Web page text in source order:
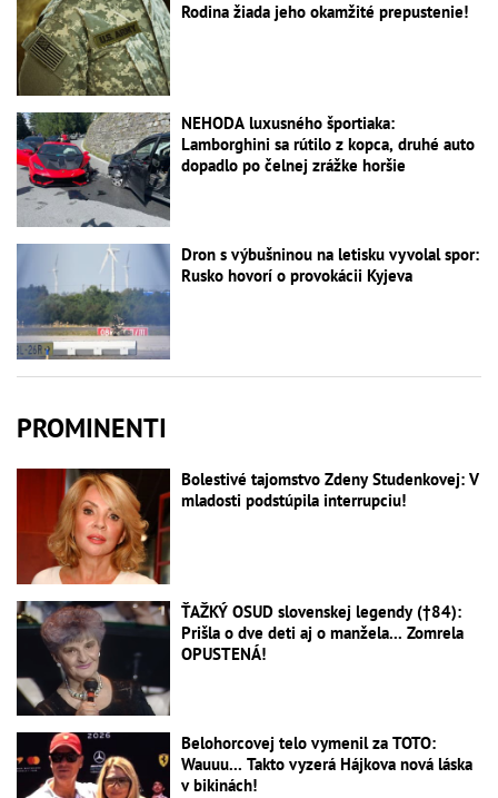
Rodina žiada jeho okamžité prepustenie!
NEHODA luxusného športiaka:
Lamborghini sa rútilo z kopca, druhé auto
dopadlo po čelnej zrážke horšie
Dron s výbušninou na letisku vyvolal spor:
Rusko hovorí o provokácii Kyjeva
PROMINENTI
Bolestivé tajomstvo Zdeny Studenkovej: V
mladosti podstúpila interrupciu!
ŤAŽKÝ OSUD slovenskej legendy (†84):
Prišla o dve deti aj o manžela... Zomrela
OPUSTENÁ!
Belohorcovej telo vymenil za TOTO:
Wauuu... Takto vyzerá Hájkova nová láska
v bikinách!